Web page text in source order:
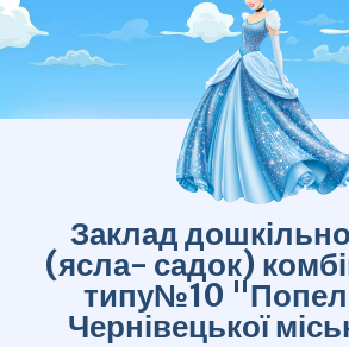
Заклад
(ясла- садок)
типу№10
Чернівецької